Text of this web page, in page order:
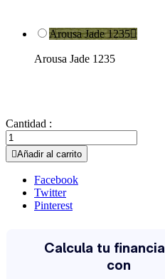
Arousa Jade 1235
Arousa Jade 1235
Cantidad :
Añadir al carrito
Facebook
Twitter
Pinterest